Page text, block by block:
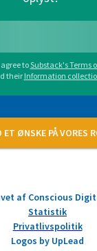
toSubstack's Terms
their Information
ET ØNSKE PÅ VORES
af Conscious
Statistik
Privatlivspolitik
Logos by UpLead